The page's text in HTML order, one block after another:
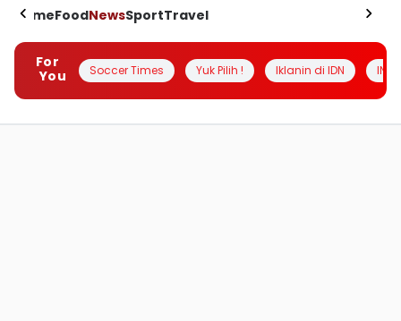
HomeFoodNewsSportTravel
For
You
Soccer Times Yuk Pilih ! Iklanin di IDN